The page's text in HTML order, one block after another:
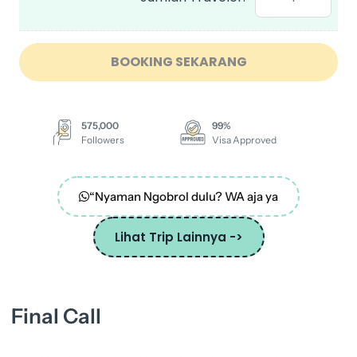
BOOKING SEKARANG
575,000
Followers
99%
Visa Approved
“Nyaman Ngobrol dulu? WA aja ya
Lihat Trip Lainnya ->
Final Call